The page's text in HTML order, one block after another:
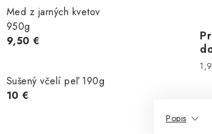
Med z jarných kvetov
950g
9,50 €
Sušený včelí peľ 190g
10 €
Popis